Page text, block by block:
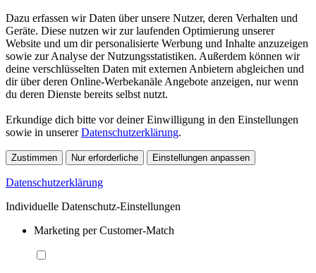
Dazu erfassen wir Daten über unsere Nutzer, deren Verhalten und
Geräte. Diese nutzen wir zur laufenden Optimierung unserer
Website und um dir personalisierte Werbung und Inhalte anzuzeigen
sowie zur Analyse der Nutzungsstatistiken. Außerdem können wir
deine verschlüsselten Daten mit externen Anbietern abgleichen und
dir über deren Online-Werbekanäle Angebote anzeigen, nur wenn
du deren Dienste bereits selbst nutzt.
Erkundige dich bitte vor deiner Einwilligung in den Einstellungen
sowie in unsererDatenschutzerklärung.
Zustimmen Nur erforderliche Einstellungen anpassen
Datenschutzerklärung
Individuelle Datenschutz-Einstellungen
Marketing per Customer-Match